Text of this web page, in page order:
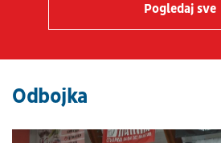
Pogledaj sve
Odbojka